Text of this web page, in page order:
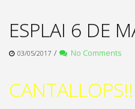
ESPLAI 6 DE
03/05/2017 / No Comments